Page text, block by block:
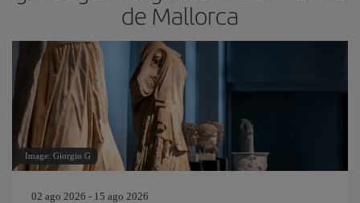
de Mallorca
Image: Giorgio G
02 ago 2026 - 15 ago 2026